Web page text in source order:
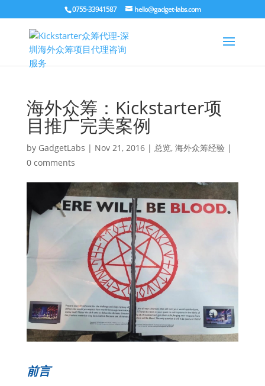
0755-33941587 hello@gadget-labs.com
海外众筹：Kickstarter项
目推广完美案例
by GadgetLabs | Nov 21, 2016| 总览, 海外众筹经验|
0 comments
前言